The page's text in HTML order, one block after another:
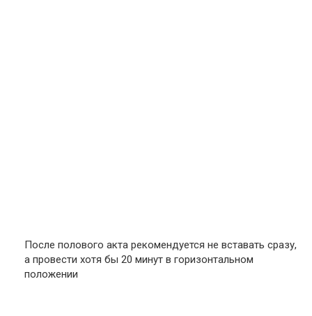
После полового акта рекомендуется не вставать сразу,
а провести хотя бы 20 минут в горизонтальном
положении